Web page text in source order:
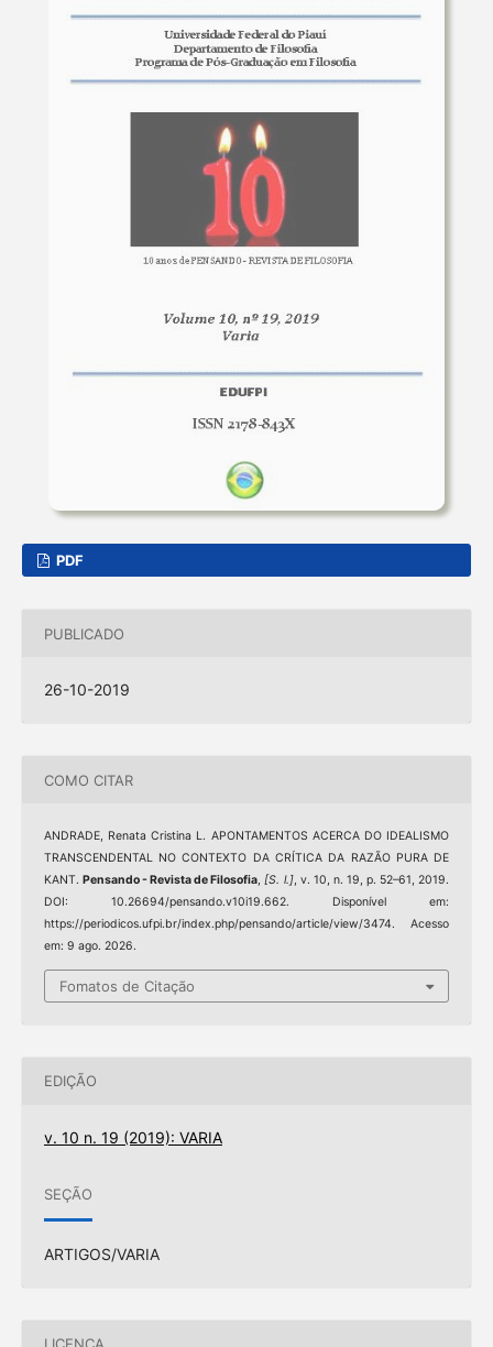
PDF
PUBLICADO
26-10-2019
COMO CITAR
ANDRADE, Renata Cristina L. APONTAMENTOS ACERCA DO IDEALISMO
TRANSCENDENTAL NO CONTEXTO DA CRÍTICA DA RAZÃO PURA DE
KANT.Pensando - Revista de Filosofia,[S. l.], v. 10, n. 19, p. 52–61, 2019.
DOI: 10.26694/pensando.v10i19.662. Disponível em:
https://periodicos.ufpi.br/index.php/pensando/article/view/3474. Acesso
em: 9 ago. 2026.
Fomatos de Citação
EDIÇÃO
v. 10 n. 19 (2019): VARIA
SEÇÃO
ARTIGOS/VARIA